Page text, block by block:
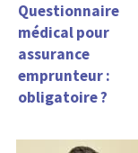
Questionnaire
médical pour
assurance
emprunteur :
obligatoire ?